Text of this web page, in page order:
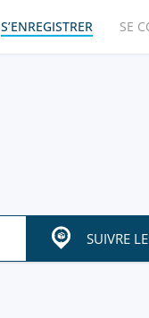
S’ENREGISTRER SE
SUIVRE